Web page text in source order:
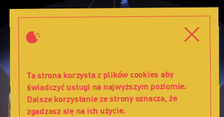
Ta strona korzysta z plików cookies aby
świadczyć usługi na najwyższym poziomie.
Dalsze korzystanie ze strony oznacza, że
zgadzasz się na ich użycie.
Czarnoksiężnik
-
Teatr
Lalka
Zamknij